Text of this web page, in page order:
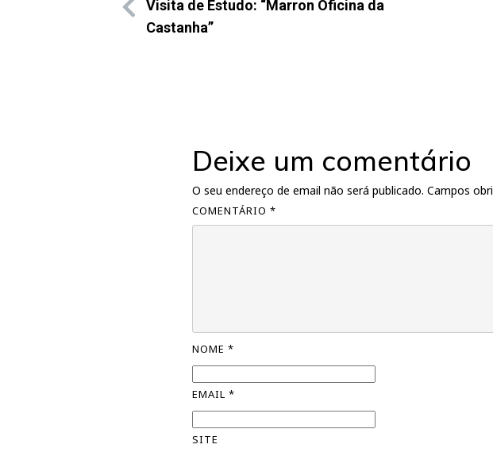
Visita de Estudo: “Marron Oficina da
Castanha”
Deixe um comentário
O seu endereço de email não será publicado. Campos
COMENTÁRIO*
NOME*
EMAIL*
SITE